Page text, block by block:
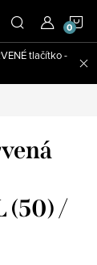
tlačítko -
(50) /